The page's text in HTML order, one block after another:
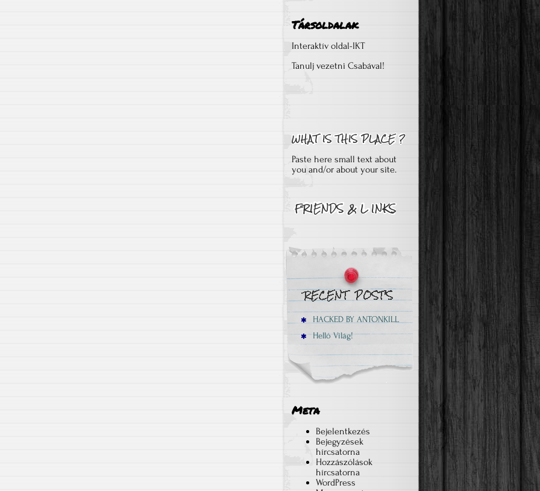
Társoldalak
Interaktív oldal-IKT
Tanulj vezetni Csabával!
Paste here small text about
you and/or about your site.
HACKED BY ANTONKILL
Helló Világ!
Meta
Bejelentkezés
Bejegyzések
hírcsatorna
Hozzászólások
hírcsatorna
WordPress